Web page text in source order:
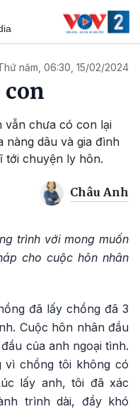
năm, 06:30, 15/02/2024
con
vẫn chưa có con lại
nàng dâu và gia đình
tới chuyện ly hôn.
Châu Anh
trình với mong muốn
cho cuộc hôn nhân
đã lấy chồng đã 3
Cuộc hôn nhân đầu
của anh ngoại tình.
vì chồng tôi không có
lấy anh, tôi đã xác
trình dài, đầy khó